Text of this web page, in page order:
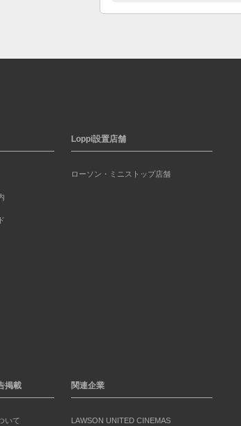
Loppi設置店舗
ローソン・ミニストップ店舗
掲載
いて
関連企業
LAWSON UNITED CINEMAS